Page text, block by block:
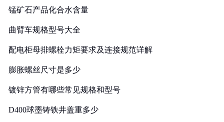
锰矿石产品化合水含量
曲臂车规格型号大全
配电柜母排螺栓力矩要求及连接规范详解
膨胀螺丝尺寸是多少
镀锌方管有哪些常见规格和型号
D400球墨铸铁井盖重多少